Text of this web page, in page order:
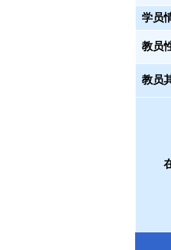
学员
教员
教员